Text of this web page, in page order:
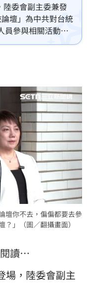
委會副主委兼發
壇」為中共對台統
員參與相關活動。
，沒有必要，代表
院黨團幹事長莊
己國家的一個論
壇你不去，偏偏都要去參
」（圖／翻攝畫面）
讀…
場，陸委會副主